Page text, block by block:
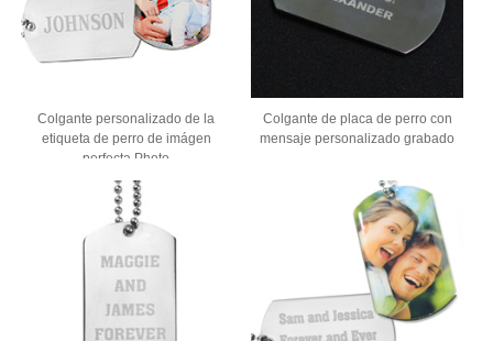
Colgante personalizado de la
etiqueta de perro de imágen
perfecta Photo
Colgante de placa de perro con
mensaje personalizado grabado